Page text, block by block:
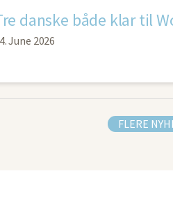
danske både klar til
June 2026
FLERE